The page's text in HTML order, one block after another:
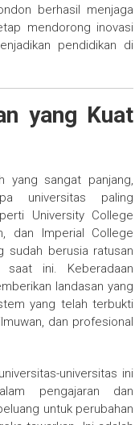
berhasil menjaga
mendorong inovasi
pendidikan di
yang Kuat
yang sangat panjang,
universitas paling
University College
dan Imperial College
sudah berusia ratusan
ini. Keberadaan
landasan yang
yang telah terbukti
dan profesional
universitas ini
pengajaran dan
untuk perubahan